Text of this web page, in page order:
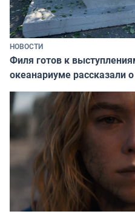
НОВОСТИ
Филя готов к
океанариуме рассказали